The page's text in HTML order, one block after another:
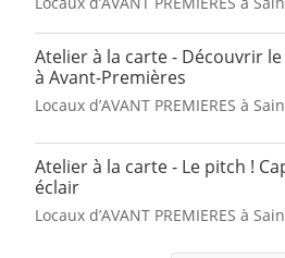
Atelier à la carte - Découvrir
à Avant-Premières
Locaux d’AVANT PREMIERES à
Atelier à la carte - Le pitch !
éclair
Locaux d’AVANT PREMIERES à